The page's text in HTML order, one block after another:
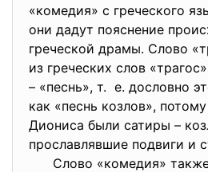
«комедия» с греческого
они дадут пояснение
греческой драмы. Слово
из греческих слов
– «песнь», т. е. дословно
как «песнь козлов»,
Диониса были сатиры –
прославлявшие подвиги и
Слово «комедия» также